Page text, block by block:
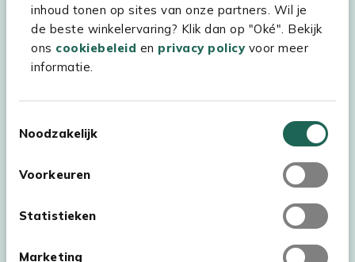
inhoud tonen op sites van onze partners. Wil je
de beste winkelervaring? Klik dan op "Oké". Bekijk
ons cookiebeleid en privacy policyvoor meer
informatie.
Noodzakelijk
Voorkeuren
Statistieken
Marketing
Assortiment
Kees Smit Tuinmeubelen
Experience Stores XXL